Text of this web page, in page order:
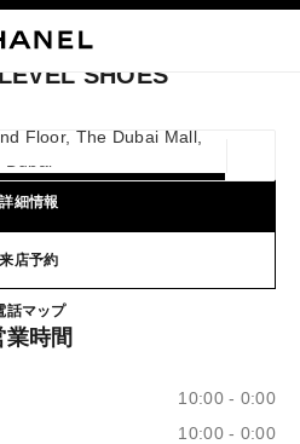
表示されます
LEVEL SHOES
SHOES
Floor, The Dubai Mall,
詳細情報
来店予約
話
+971 04 381 8447
マップCHANEL LEVEL SHOES
業時間
10:00 - 0:00
10:00 - 0:00
果：
ウェア取扱店